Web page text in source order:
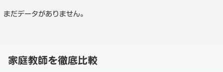
まだデータがありません。
家庭教師を徹底比較